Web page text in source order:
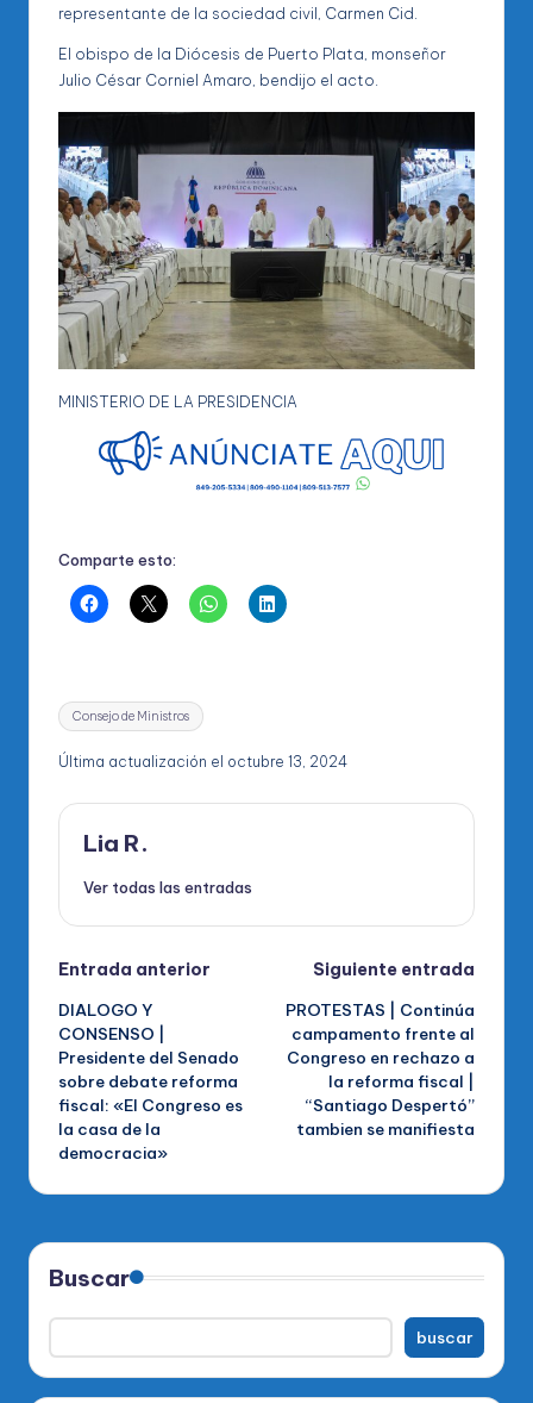
representante de la sociedad civil, Carmen Cid.
El obispo de la Diócesis de Puerto Plata, monseñor
Julio César Corniel Amaro, bendijo el acto.
MINISTERIO DE LA PRESIDENCIA
Comparte esto:
Etiquetas:
Consejo de Ministros
Última actualización el octubre 13, 2024
Lia R.
Ver todas las entradas
Navegación
de
entradas
Entrada anterior
DIALOGO Y
CONSENSO |
Presidente del Senado
sobre debate reforma
fiscal: «El Congreso es
la casa de la
democracia»
Siguiente entrada
PROTESTAS | Continúa
campamento frente al
Congreso en rechazo a
la reforma fiscal |
“Santiago Despertó”
tambien se manifiesta
Buscar
buscar